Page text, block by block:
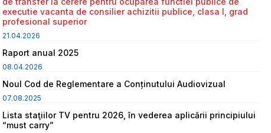
executie vacanta de consilier achizitii publice, clasa I, grad
profesional superior
21.04.2026
Raport anual 2025
08.04.2026
Noul Cod de Reglementare a Conținutului Audiovizual
07.08.2025
Lista staţiilor TV pentru 2026, în vederea aplicării principiului
“must carry”